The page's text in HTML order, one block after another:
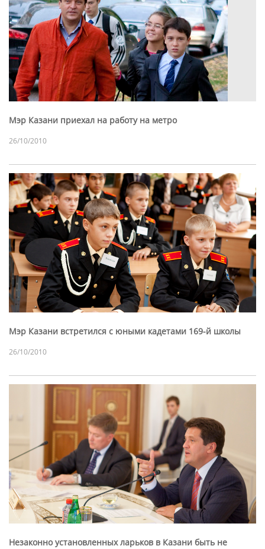
Мэр Казани приехал на работу на метро
26/10/2010
Мэр Казани встретился с юными кадетами 169-й школы
26/10/2010
Незаконно установленных ларьков в Казани быть не